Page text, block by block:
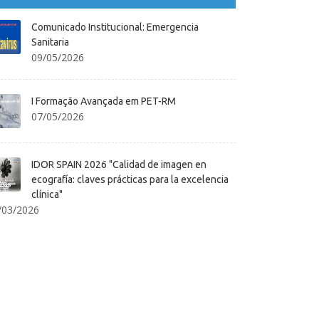
Comunicado Institucional: Emergencia
Sanitaria
09/05/2026
I Formação Avançada em PET-RM
07/05/2026
IDOR SPAIN 2026 "Calidad de imagen en
ecografía: claves prácticas para la excelencia
clínica"
2026